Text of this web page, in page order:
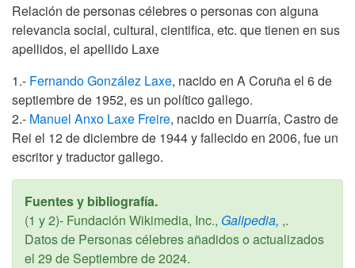
Relación de personas célebres o personas con alguna
relevancia social, cultural, cientifica, etc. que tienen en sus
apellidos, el apellido Laxe
1.- Fernando González Laxe, nacido en A Coruña el 6 de
septiembre de 1952, es un político gallego.
2.- Manuel Anxo Laxe Freire, nacido en Duarría, Castro de
Rei el 12 de diciembre de 1944 y fallecido en 2006, fue un
escritor y traductor gallego.
Fuentes y bibliografía.
(1 y 2)- Fundación Wikimedia, Inc., Galipedia, ,.
Datos de Personas célebres añadidos o actualizados
el 29 de Septiembre de 2024.